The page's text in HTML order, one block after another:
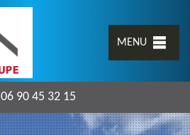
MENU
06 90 45 32 15